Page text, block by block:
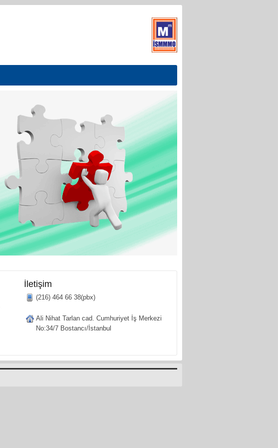
İletişim
(216) 464 66 38(pbx)
Ali Nihat Tarlan cad. Cumhuriyet İş Merkezi
No:34/7 Bostancı/İstanbul